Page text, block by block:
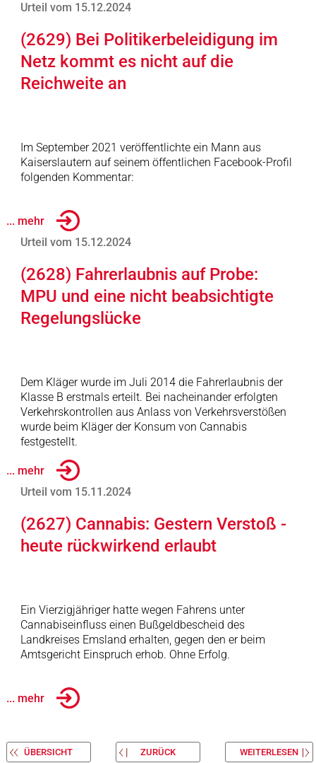
Urteil vom 15.12.2024
(2629) Bei Politikerbeleidigung im
Netz kommt es nicht auf die
Reichweite an
Im September 2021 veröffentlichte ein Mann aus
Kaiserslautern auf seinem öffentlichen Facebook-Profil
folgenden Kommentar:
... mehr
Urteil vom 15.12.2024
(2628) Fahrerlaubnis auf Probe:
MPU und eine nicht beabsichtigte
Regelungslücke
Dem Kläger wurde im Juli 2014 die Fahrerlaubnis der
Klasse B erstmals erteilt. Bei nacheinander erfolgten
Verkehrskontrollen aus Anlass von Verkehrsverstößen
wurde beim Kläger der Konsum von Cannabis
festgestellt.
... mehr
Urteil vom 15.11.2024
(2627) Cannabis: Gestern Verstoß -
heute rückwirkend erlaubt
Ein Vierzigjähriger hatte wegen Fahrens unter
Cannabiseinfluss einen Bußgeldbescheid des
Landkreises Emsland erhalten, gegen den er beim
Amtsgericht Einspruch erhob. Ohne Erfolg.
... mehr
ÜBERSICHT ZURÜCK WEITERLESEN